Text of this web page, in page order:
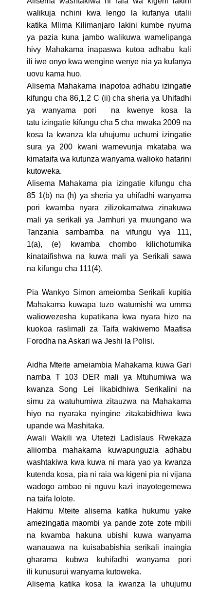
walikuja nchini kwa lengo la kufanya utalii
katika Mlima Kilimanjaro lakini kumbe nyuma
ya pazia kuna jambo walikuwa wamelipanga
hivy Mahakama inapaswa kutoa adhabu kali
ili iwe onyo kwa wengine wenye nia ya kufanya
uovu kama huo.
Alisema Mahakama inapotoa adhabu izingatie
kifungu cha 86,1,2 C (ii) cha sheria ya Uhifadhi
ya wanyama pori na kwenye kosa la
tatu izingatie kifungu cha 5 cha mwaka 2009 na
kosa la kwanza kla uhujumu uchumi izingatie
sura ya 200 kwani wamevunja mkataba wa
kimataifa wa kutunza wanyama walioko hatarini
kutoweka.
Alisema Mahakama pia izingatie kifungu cha
85 1(b) na (h) ya sheria ya uhifadhi wanyama
pori kwamba nyara zilizokamatwa zinakuwa
mali ya serikali ya Jamhuri ya muungano wa
Tanzania sambamba na vifungu vya 111,
1(a), (e) kwamba chombo kilichotumika
kinataifishwa na kuwa mali ya Serikali sawa
na kifungu cha 111(4).
Pia Wankyo Simon ameiomba Serikali kupitia
Mahakama kuwapa tuzo watumishi wa umma
waliowezesha kupatikana kwa nyara hizo na
kuokoa raslimali za Taifa wakiwemo Maafisa
Forodha na Askari wa Jeshi la Polisi.
Aidha Mteite ameiambia Mahakama kuwa Gari
namba T 103 DER mali ya Mtuhumiwa wa
kwanza Song Lei likabidhiwa Serikalini na
simu za watuhumiwa zitauzwa na Mahakama
hiyo na nyaraka nyingine zitakabidhiwa kwa
upande wa Mashitaka.
Awali Wakili wa Utetezi Ladislaus Rwekaza
aliiomba mahakama kuwapunguzia adhabu
washtakiwa kwa kuwa ni mara yao ya kwanza
kutenda kosa, pia ni raia wa kigeni pia ni vijana
wadogo ambao ni nguvu kazi inayotegemewa
na taifa lolote.
Hakimu Mteite alisema katika hukumu yake
amezingatia maombi ya pande zote zote mbili
na kwamba hakuna ubishi kuwa wanyama
wanauawa na kuisababishia serikali inaingia
gharama kubwa kuhifadhi wanyama pori
ili kunusurui wanyama kutoweka.
Alisema katika kosa la kwanza la uhujumu